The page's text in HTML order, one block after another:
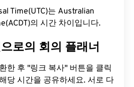
Time(UTC)는 Australian
의 시간 차이입니다.
로의 회의 플래너
한 후 "링크 복사" 버튼을 클릭
당 시간을 공유하세요. 서로 다